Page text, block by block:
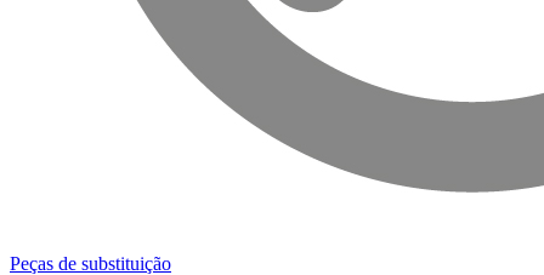
Peças de substituição